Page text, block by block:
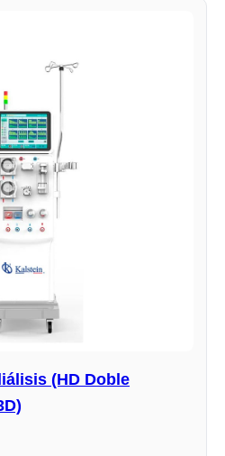
(HD Doble